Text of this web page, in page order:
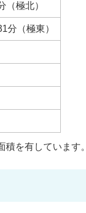
（極北）
分（極東）
を有しています。